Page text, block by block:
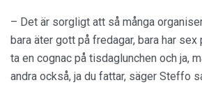
– Det är sorgligt att så många
bara äter gott på fredagar, bara har sex
ta en cognac på tisdaglunchen och ja,
andra också, ja du fattar, säger Steffo